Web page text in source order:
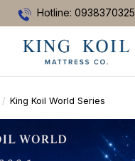
Hotline: 0938370325
/ King Koil World Series